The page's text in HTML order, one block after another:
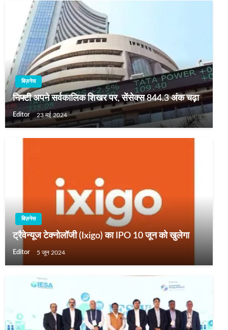
बिज़नेस
निफ्टी अपने सर्वकालिक शिखर पर, सेंसेक्स 844.3 अंक चढ़ा
Editor 23 मई 2024
बिज़नेस
ट्रैवेन्यूज टेक्नोलॉजी (Ixigo) का IPO 10 जून को खुलेगा
Editor 5 जून 2024